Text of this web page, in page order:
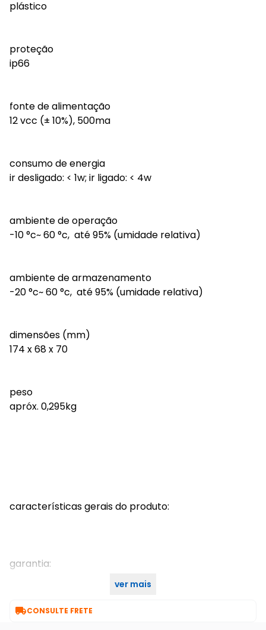
plástico
proteção
ip66
fonte de alimentação
12 vcc (± 10%), 500ma
consumo de energia
ir desligado: < 1w; ir ligado: < 4w
ambiente de operação
-10 °c~ 60 °c, até 95% (umidade relativa)
ambiente de armazenamento
-20 °c~ 60 °c, até 95% (umidade relativa)
dimensões (mm)
174 x 68 x 70
peso
apróx. 0,295kg
características gerais do produto:
garantia:
ver mais
CONSULTE FRETE